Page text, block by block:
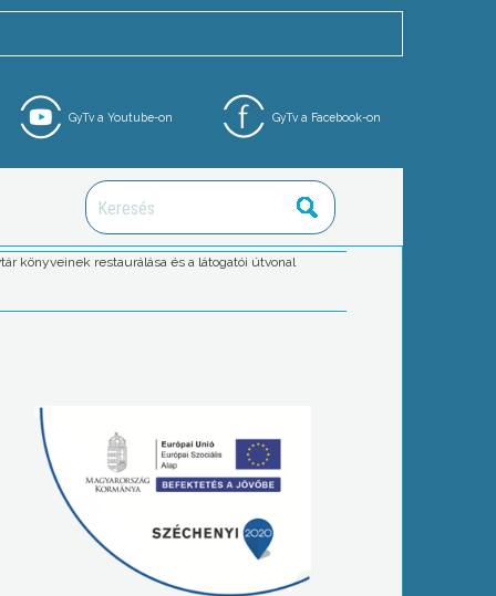
GyTv a Facebook-on
GyTv a Youtube-on
könyveinek restaurálása és a látogatói útvonal